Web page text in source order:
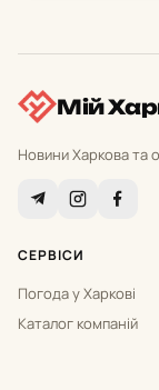
Мій
Новини Харкова та
СЕРВІСИ
Погода у Харкові
Каталог компаній